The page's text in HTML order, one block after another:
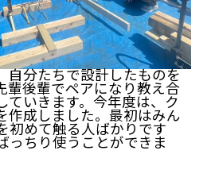
自分たちで設計したものを
輩後輩でペアになり教え合
ていきます。今年度は、ク
作成しました。最初はみん
初めて触る人ばかりです
っちり使うことができま